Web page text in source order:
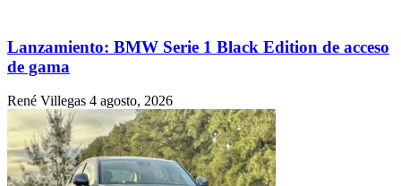
Lanzamiento: BMW Serie 1 Black Edition de acceso
de gama
René Villegas 4 agosto, 2026